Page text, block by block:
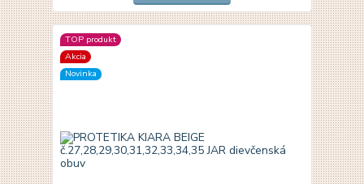
TOP produkt
Akcia
Novinka